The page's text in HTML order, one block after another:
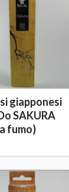
giapponesi
SAKURA
fumo)